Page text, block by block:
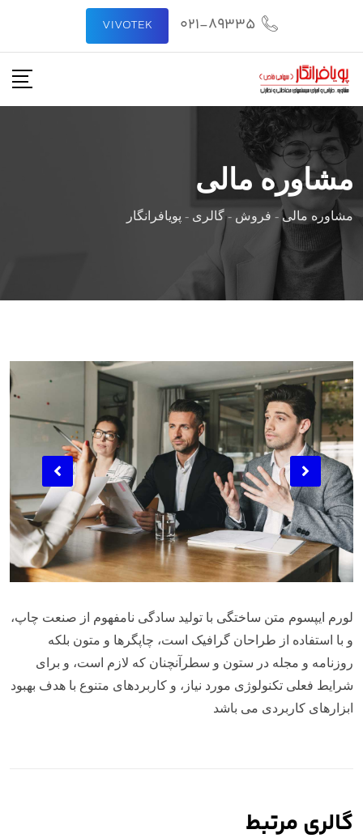
021-89335
VIVOTEK
مشاوره مالی
مشاوره مالی - فروش -گالری - پویافرانگار
لورم ایپسوم متن ساختگی با تولید سادگی نامفهوم از صنعت چاپ،
و با استفاده از طراحان گرافیک است، چاپگرها و متون بلکه
روزنامه و مجله در ستون و سطرآنچنان که لازم است، و برای
شرایط فعلی تکنولوژی مورد نیاز، و کاربردهای متنوع با هدف بهبود
ابزارهای کاربردی می باشد
گالری مرتبط